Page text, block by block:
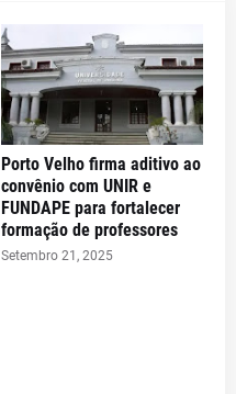
Porto Velho firma aditivo ao
convênio com UNIR e
FUNDAPE para fortalecer
formação de professores
Setembro 21, 2025